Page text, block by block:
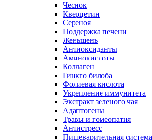
Чеснок
Кверцетин
Сереноя
Поддержка печени
Женьшень
Антиоксиданты
Аминокислоты
Коллаген
Гинкго билоба
Фолиевая кислота
Укрепление иммунитета
Экстракт зеленого чая
Адаптогены
Травы и гомеопатия
Антистресс
Пищеварительная система